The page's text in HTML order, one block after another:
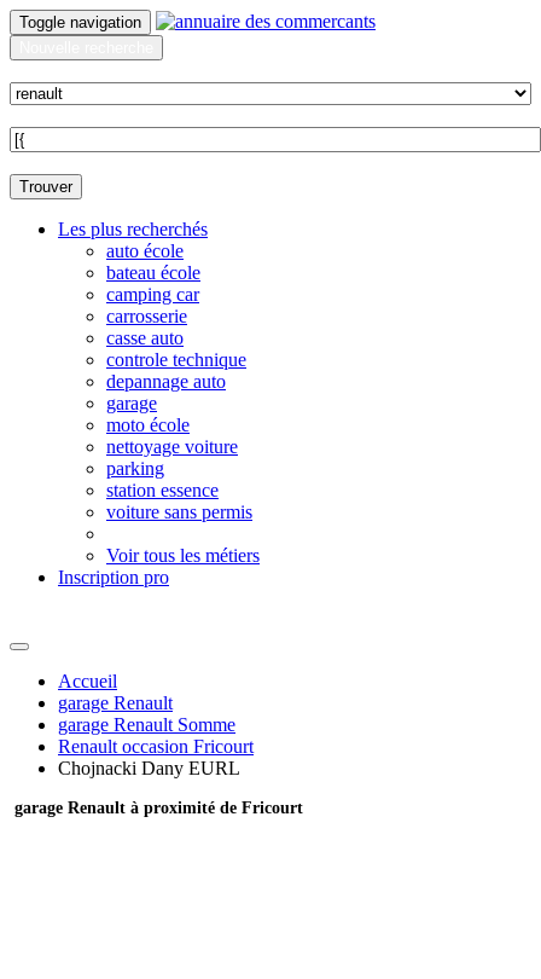
Toggle navigation
Trouver
Les plus recherchés
auto école
bateau école
camping car
carrosserie
casse auto
controle technique
depannage auto
garage
moto école
nettoyage voiture
parking
station essence
voiture sans permis
Voir tous les métiers
Inscription pro
Accueil
garage Renault
garage Renault Somme
Renault occasion Fricourt
Chojnacki Dany EURL
garage Renault à proximité de Fricourt